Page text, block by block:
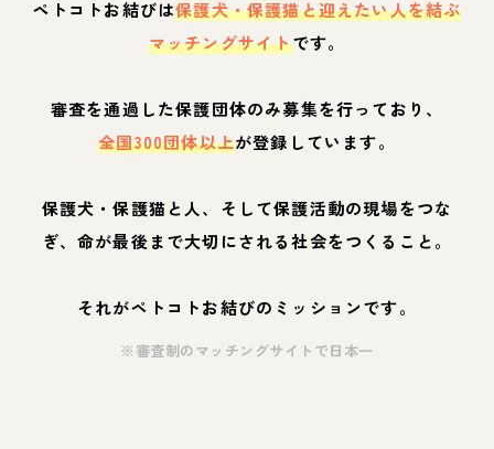
ペトコトお結びは保護犬・保護猫と迎えたい人を結ぶ
マッチングサイトです。
審査を通過した保護団体のみ募集を行っており、
全国300団体以上が登録しています。
保護犬・保護猫と人、そして保護活動の現場をつな
ぎ、命が最後まで大切にされる社会をつくること。
それがペトコトお結びのミッションです。
※審査制のマッチングサイトで日本一